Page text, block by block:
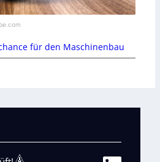
für den Maschinenbau